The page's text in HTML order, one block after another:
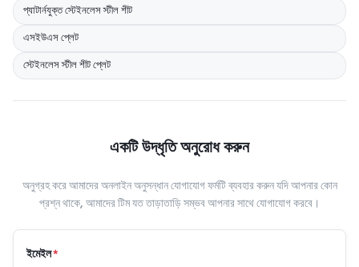
প্যাটার্নযুক্ত স্টেইনলেস স্টীল শীট
এসইউএস প্লেট
স্টেইনলেস স্টীল শীট প্লেট
একটি উদ্ধৃতি অনুরোধ করুন
অনুগ্রহ করে আমাদের অনলাইন অনুসন্ধান যোগাযোগ ফর্মটি ব্যবহার করুন যদি আপনার কোন
প্রশ্ন থাকে, আমাদের টিম যত তাড়াতাড়ি সম্ভব আপনার সাথে যোগাযোগ করবে।
ইমেইল*